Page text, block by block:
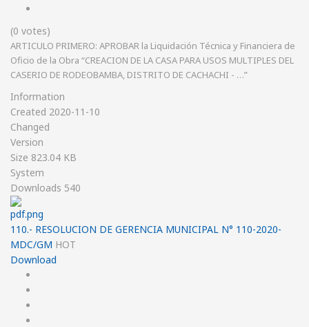
(0 votes)
ARTICULO PRIMERO: APROBAR la Liquidación Técnica y Financiera de
Oficio de la Obra “CREACION DE LA CASA PARA USOS MULTIPLES DEL
CASERIO DE RODEOBAMBA, DISTRITO DE CACHACHI - …”
Information
Created 2020-11-10
Changed
Version
Size 823.04 KB
System
Downloads 540
110.- RESOLUCION DE GERENCIA MUNICIPAL N° 110-2020-
MDC/GM HOT
Download